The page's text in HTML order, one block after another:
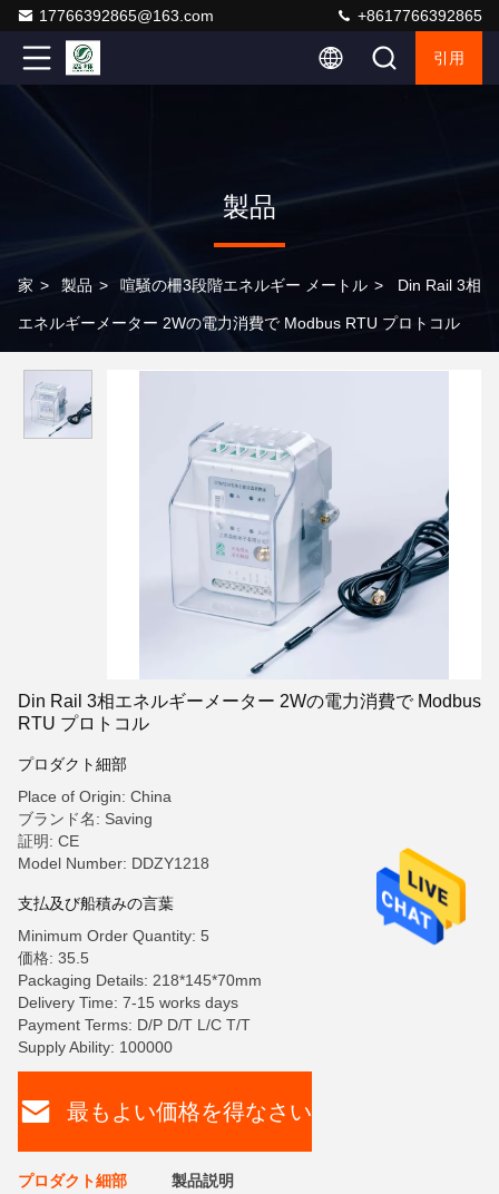
17766392865@163.com +8617766392865
引用
製品
家 > 製品 > 喧騒の柵3段階エネルギー メートル > Din Rail 3相
エネルギーメーター 2Wの電力消費で Modbus RTU プロトコル
Din Rail 3相エネルギーメーター 2Wの電力消費で Modbus
RTU プロトコル
プロダクト細部
Place of Origin: China
ブランド名: Saving
証明: CE
Model Number: DDZY1218
支払及び船積みの言葉
Minimum Order Quantity: 5
価格: 35.5
Packaging Details: 218*145*70mm
Delivery Time: 7-15 works days
Payment Terms: D/P D/T L/C T/T
Supply Ability: 100000
最もよい価格を得なさい
プロダクト細部 製品説明